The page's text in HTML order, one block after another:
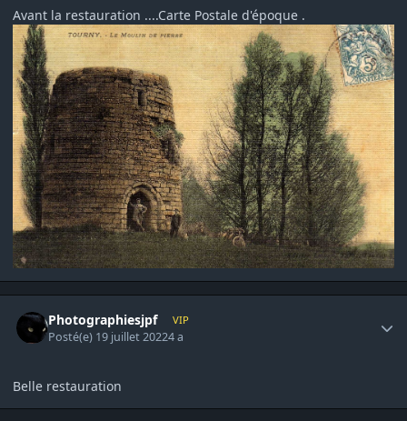
Avant la restauration ....Carte Postale d'époque .
Photographiesjpf VIP
Posté(e) 19 juillet 20224 a
Belle restauration